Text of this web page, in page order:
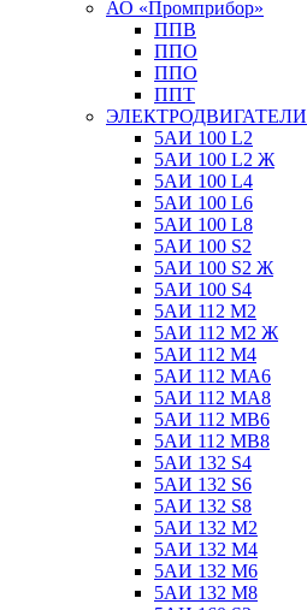
АО «Промприбор»
ППВ
ППО
ППО
ППТ
ЭЛЕКТРОДВИГАТЕЛИ
5АИ 100 L2
5АИ 100 L2 Ж
5АИ 100 L4
5АИ 100 L6
5АИ 100 L8
5АИ 100 S2
5АИ 100 S2 Ж
5АИ 100 S4
5АИ 112 М2
5АИ 112 М2 Ж
5АИ 112 М4
5АИ 112 МА6
5АИ 112 МА8
5АИ 112 МВ6
5АИ 112 МВ8
5АИ 132 S4
5АИ 132 S6
5АИ 132 S8
5АИ 132 М2
5АИ 132 М4
5АИ 132 М6
5АИ 132 М8